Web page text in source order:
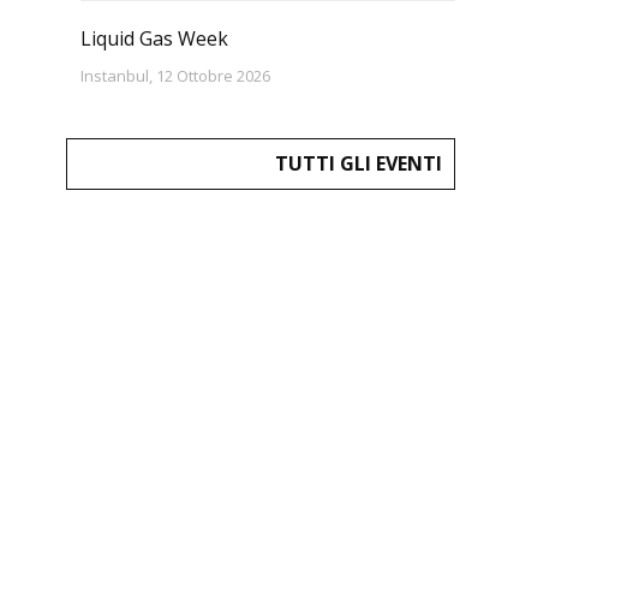
Liquid Gas Week
Instanbul, 12 Ottobre 2026
TUTTI GLI EVENTI